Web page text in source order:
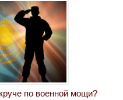
по военной мощи?